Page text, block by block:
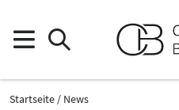
Startseite
News